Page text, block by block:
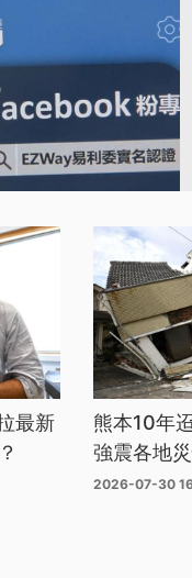
最新
熊本10年
強震各地
2026-07-30